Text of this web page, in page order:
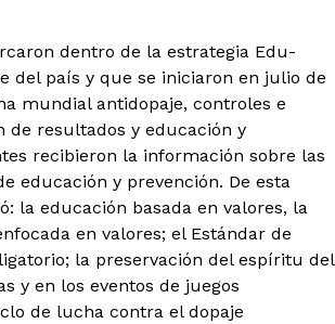
dentro de la estrategia Edu-
del país y que se iniciaron en julio de
mundial antidopaje, controles e
de resultados y educación y
recibieron la información sobre las
educación y prevención. De esta
la educación basada en valores, la
en valores; el Estándar de
la preservación del espíritu del
y en los eventos de juegos
de lucha contra el dopaje